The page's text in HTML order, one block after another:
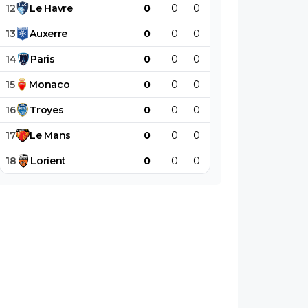
12 Le Havre 0 0 0
13 Auxerre 0 0 0
14 Paris 0 0 0
15 Monaco 0 0 0
16 Troyes 0 0 0
17 Le Mans 0 0 0
18 Lorient 0 0 0